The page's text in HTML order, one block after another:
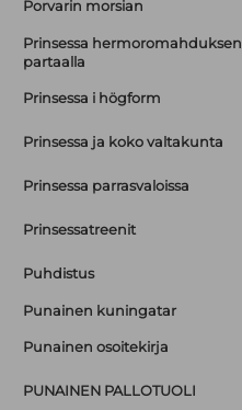
Porvarin morsian
Prinsessa hermoromahduksen
partaalla
Prinsessa i högform
Prinsessa ja koko valtakunta
Prinsessa parrasvaloissa
Prinsessatreenit
Puhdistus
Punainen kuningatar
Punainen osoitekirja
PUNAINEN PALLOTUOLI